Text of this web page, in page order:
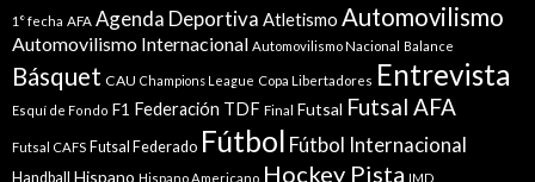
1° fecha AFA Agenda Deportiva Atletismo Automovilismo
Automovilismo Internacional Automovilismo Nacional Balance
Básquet CAU Champions League Copa Libertadores Entrevista
Esquí de Fondo F1 Federación TDF Final Futsal Futsal AFA
Futsal CAFS Futsal Federado Fútbol Fútbol Internacional
Handball Hispano Hispano Americano Hockey Pista IMD